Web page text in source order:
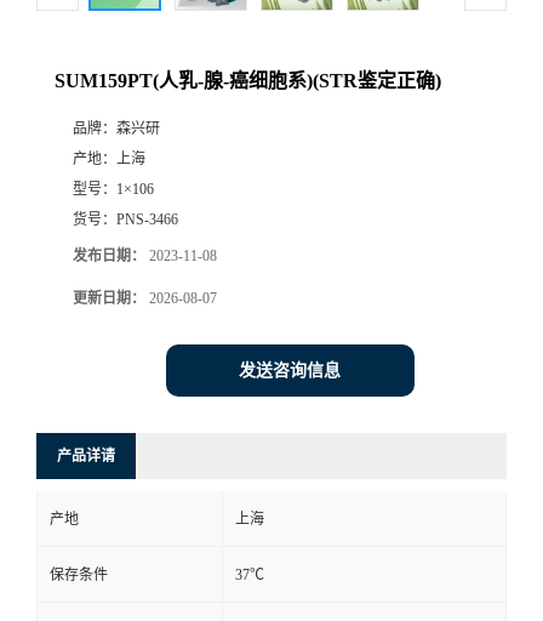
SUM159PT(人乳-腺-癌细胞系)(STR鉴定正确)
品牌： 森兴研
产地： 上海
型号： 1×106
货号： PNS-3466
发布日期： 2023-11-08
更新日期： 2026-08-07
发送咨询信息
产品详请
产地 上海
保存条件 37℃